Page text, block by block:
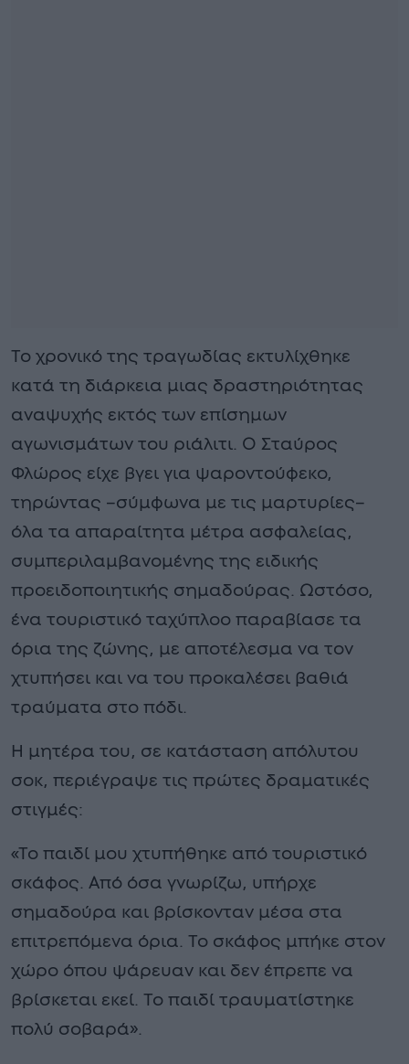
Το χρονικό της τραγωδίας εκτυλίχθηκε
κατά τη διάρκεια μιας δραστηριότητας
αναψυχής εκτός των επίσημων
αγωνισμάτων του ριάλιτι. Ο Σταύρος
Φλώρος είχε βγει για ψαροντούφεκο,
τηρώντας –σύμφωνα με τις μαρτυρίες–
όλα τα απαραίτητα μέτρα ασφαλείας,
συμπεριλαμβανομένης της ειδικής
προειδοποιητικής σημαδούρας. Ωστόσο,
ένα τουριστικό ταχύπλοο παραβίασε τα
όρια της ζώνης, με αποτέλεσμα να τον
χτυπήσει και να του προκαλέσει βαθιά
τραύματα στο πόδι.
Η μητέρα του, σε κατάσταση απόλυτου
σοκ, περιέγραψε τις πρώτες δραματικές
στιγμές:
«Το παιδί μου χτυπήθηκε από τουριστικό
σκάφος. Από όσα γνωρίζω, υπήρχε
σημαδούρα και βρίσκονταν μέσα στα
επιτρεπόμενα όρια. Το σκάφος μπήκε στον
χώρο όπου ψάρευαν και δεν έπρεπε να
βρίσκεται εκεί. Το παιδί τραυματίστηκε
πολύ σοβαρά».